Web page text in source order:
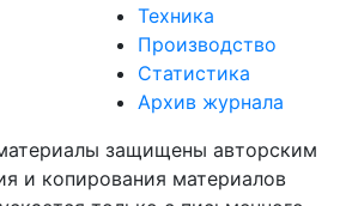
Техника
Производство
Статистика
Архив журнала
защищены авторским
и копирования материалов